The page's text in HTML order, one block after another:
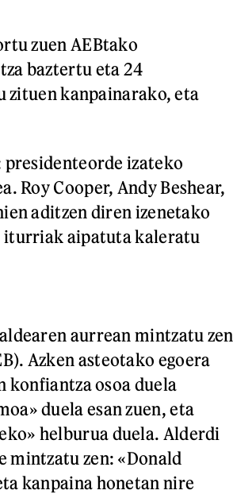
zuen AEBtako
baztertu eta 24
kanpainarako, eta
izateko
Roy Cooper, Andy Beshear,
aditzen diren izenetako
iturriak aipatuta kaleratu
aurrean mintzatu zen
Azken asteotako egoera
konfiantza osoa duela
duela esan zuen, eta
helburua duela. Alderdi
mintzatu zen: «Donald
kanpaina honetan nire